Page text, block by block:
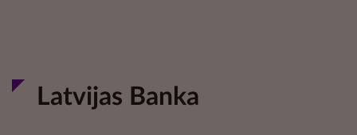
Latvijas Banka